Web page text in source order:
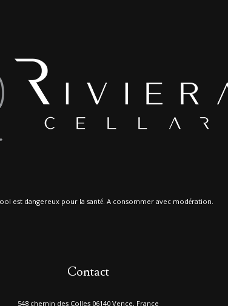
est dangereux pour la santé. A consommer avec modération.
Contact